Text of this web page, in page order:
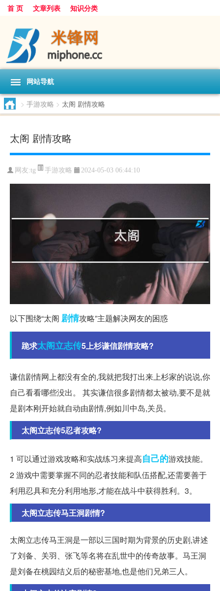
首 页 文章列表 知识分类
网站导航
> 手游攻略 > 太阁 剧情攻略
太阁 剧情攻略
网友:tg 手游攻略 2024-05-03 06:44:10
以下围绕“太阁 剧情攻略”主题解决网友的困惑
跪求太阁立志传5上杉谦信剧情攻略?
谦信剧情网上都没有全的,我就把我打出来上杉家的说说,你
自己看看哪些没出。 其实谦信很多剧情都太被动,要不是就
是剧本刚开始就自动由剧情,例如川中岛,关员。
太阁立志传5忍者攻略?
1 可以通过游戏攻略和实战练习来提高自己的游戏技能。
2 游戏中需要掌握不同的忍者技能和队伍搭配,还需要善于
利用忍具和充分利用地形,才能在战斗中获得胜利。3。
太阁立志传马王洞剧情?
太阁立志传马王洞是一部以三国时期为背景的历史剧,讲述
了刘备、关羽、张飞等名将在乱世中的传奇故事。马王洞
是刘备在桃园结义后的秘密基地,也是他们兄弟三人。